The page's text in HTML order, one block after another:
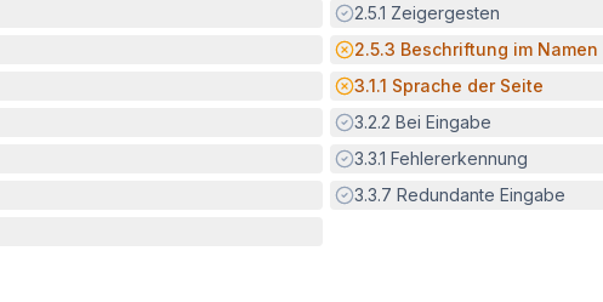
Erfüllt:
2.5.1 Zeigergesten
Potenzielle Barriere:
2.5.3 Beschriftung im Namen
Potenzielle Barriere:
3.1.1 Sprache der Seite
Erfüllt:
3.2.2 Bei Eingabe
Erfüllt:
3.3.1 Fehlererkennung
Erfüllt:
3.3.7 Redundante Eingabe